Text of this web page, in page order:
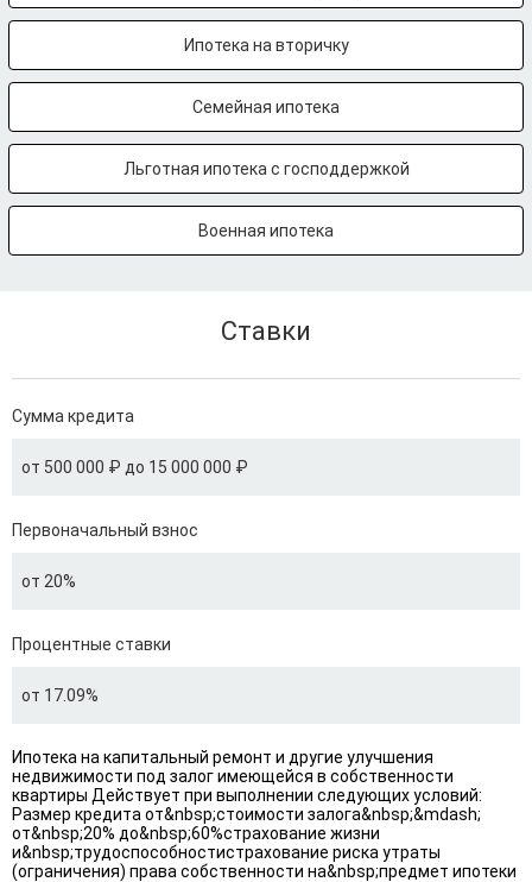
Ипотека на вторичку
Семейная ипотека
Льготная ипотека с господдержкой
Военная ипотека
Ставки
Сумма кредита
от 500 000 ₽ до 15 000 000 ₽
Первоначальный взнос
от 20%
Процентные ставки
от 17.09%
Ипотека на капитальный ремонт и другие улучшения
недвижимости под залог имеющейся в собственности
квартиры Действует при выполнении следующих условий:
Размер кредита от&nbsp;стоимости залога&nbsp;&mdash;
от&nbsp;20% до&nbsp;60%страхование жизни
и&nbsp;трудоспособностистрахование риска утраты
(ограничения) права собственности на&nbsp;предмет ипотеки